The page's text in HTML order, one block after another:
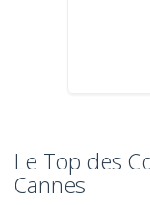
Le Top des
Cannes